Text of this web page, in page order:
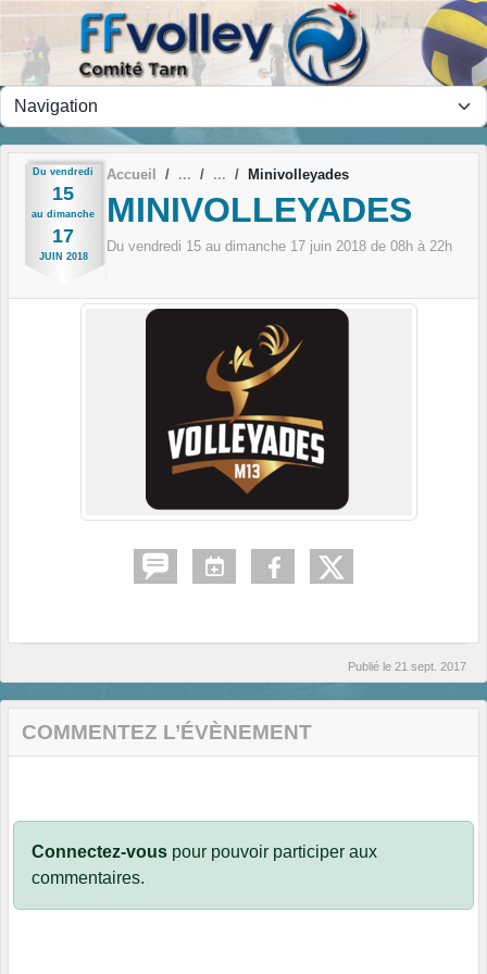
Du vendredi
15
au dimanche
17
JUIN 2018
Accueil Minivolleyades
MINIVOLLEYADES
Du vendredi 15 au dimanche 17 juin 2018 de 08h à 22h
Publié le 21 sept. 2017
COMMENTEZ L’ÉVÈNEMENT
Connectez-vous pour pouvoir participer aux
commentaires.
Panneau de gestion des cookies